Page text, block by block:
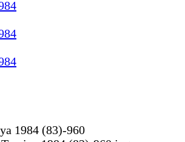
1984 (83)-960